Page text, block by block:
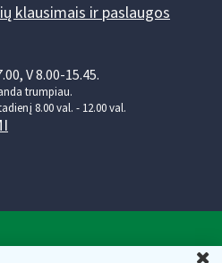
klausimais ir paslaugos
V 8.00-15.45.
trumpiau.
8.00 val. - 12.00 val.